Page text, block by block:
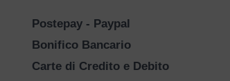
Postepay - Paypal
Bonifico Bancario
Carte di Credito e Debito